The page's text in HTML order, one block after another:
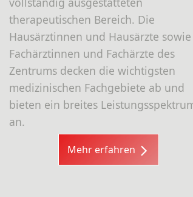
therapeutischen Bereich. Die
Hausärztinnen und Hausärzte sowie
Fachärztinnen und Fachärzte des
Zentrums decken die wichtigsten
medizinischen Fachgebiete ab und
bieten ein breites
an.
Mehr erfahren